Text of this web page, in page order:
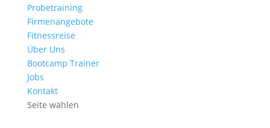
Probetraining
Firmenangebote
Fitnessreise
Über Uns
Bootcamp Trainer
Jobs
Kontakt
Seite wählen